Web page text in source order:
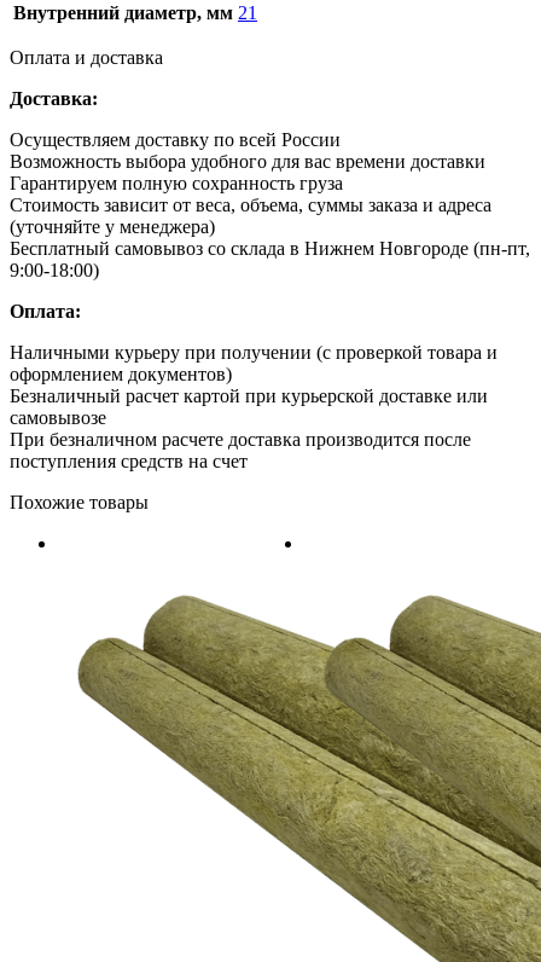
Внутренний диаметр, мм 21
Оплата и доставка
Доставка:
Осуществляем доставку по всей России
Возможность выбора удобного для вас времени доставки
Гарантируем полную сохранность груза
Стоимость зависит от веса, объема, суммы заказа и адреса
(уточняйте у менеджера)
Бесплатный самовывоз со склада в Нижнем Новгороде (пн-пт,
9:00-18:00)
Оплата:
Наличными курьеру при получении (с проверкой товара и
оформлением документов)
Безналичный расчет картой при курьерской доставке или
самовывозе
При безналичном расчете доставка производится после
поступления средств на счет
Похожие товары